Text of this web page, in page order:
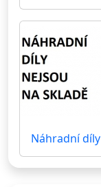
Náhradní díly